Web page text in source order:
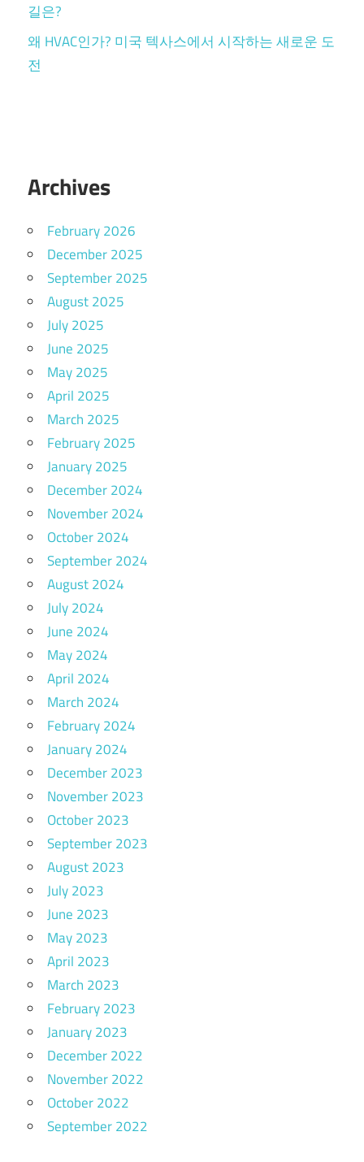
길은?
왜 HVAC인가? 미국 텍사스에서 시작하는 새로운 도
전
Archives
February 2026
December 2025
September 2025
August 2025
July 2025
June 2025
May 2025
April 2025
March 2025
February 2025
January 2025
December 2024
November 2024
October 2024
September 2024
August 2024
July 2024
June 2024
May 2024
April 2024
March 2024
February 2024
January 2024
December 2023
November 2023
October 2023
September 2023
August 2023
July 2023
June 2023
May 2023
April 2023
March 2023
February 2023
January 2023
December 2022
November 2022
October 2022
September 2022